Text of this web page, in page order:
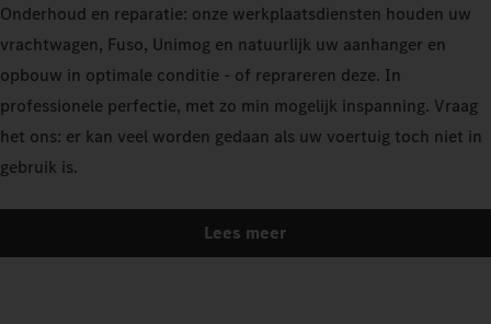
Onderhoud en reparatie: onze werkplaatsdiensten houden uw
vrachtwagen, Fuso, Unimog en natuurlijk uw aanhanger en
opbouw in optimale conditie - of reprareren deze. In
professionele perfectie, met zo min mogelijk inspanning. Vraag
het ons: er kan veel worden gedaan als uw voertuig toch niet in
gebruik is.
Lees meer